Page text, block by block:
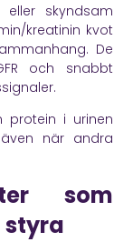
skyndsam
kreatinin kvot
De
och snabbt
protein i urinen
när andra
som
styra